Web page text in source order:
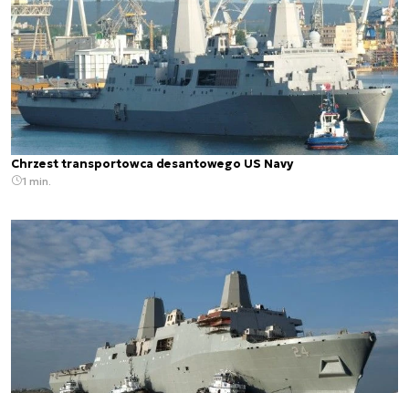
Chrzest transportowca desantowego US Navy
1 min.